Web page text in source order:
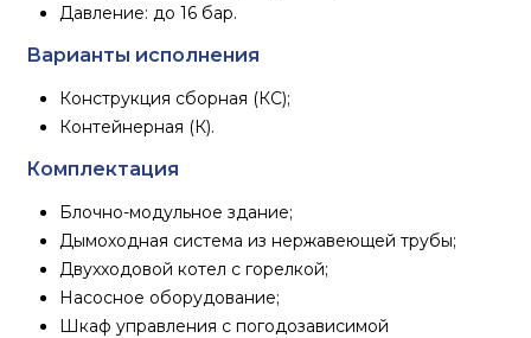
Давление: до 16 бар.
Варианты исполнения
Конструкция сборная (КС);
Контейнерная (К).
Комплектация
Блочно-модульное здание;
Дымоходная система из нержавеющей трубы;
Двухходовой котел с горелкой;
Насосное оборудование;
Шкаф управления с погодозависимой